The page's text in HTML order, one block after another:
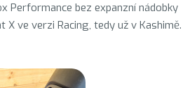
Performance bez expanzní nádobky
X ve verzi Racing, tedy už v Kashimě.